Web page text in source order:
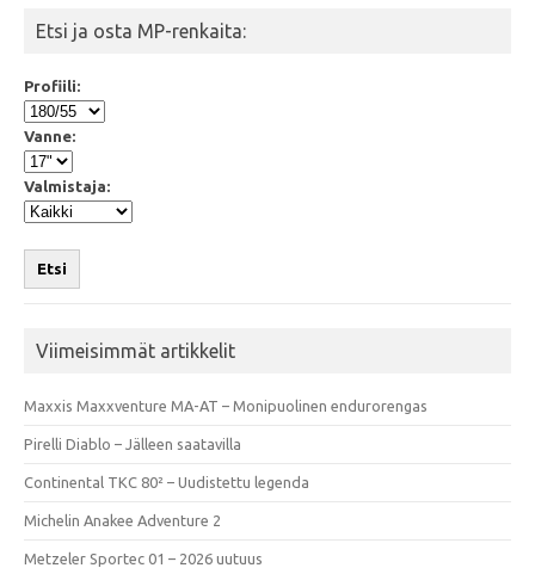
Etsi ja osta MP-renkaita:
Profiili:
Vanne:
Valmistaja:
Etsi
Viimeisimmät artikkelit
Maxxis Maxxventure MA-AT – Monipuolinen endurorengas
Pirelli Diablo – Jälleen saatavilla
Continental TKC 80² – Uudistettu legenda
Michelin Anakee Adventure 2
Metzeler Sportec 01 – 2026 uutuus